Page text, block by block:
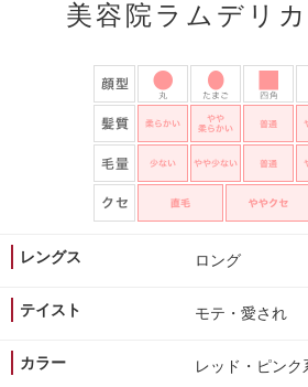
美容院ラムデリ
レングス ロング
テイスト モテ・愛され
カラー レッド・ピンク